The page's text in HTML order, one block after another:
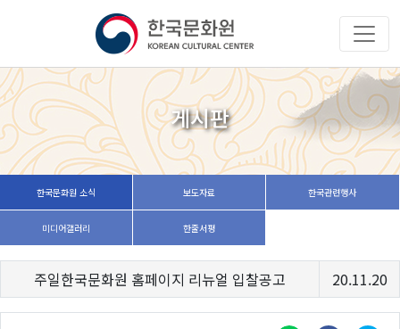
게시판
한국문화원 소식 보도자료 한국관련행사
미디어갤러리 한줄서평
주일한국문화원 홈페이지 리뉴얼 입찰공고 20.11.20